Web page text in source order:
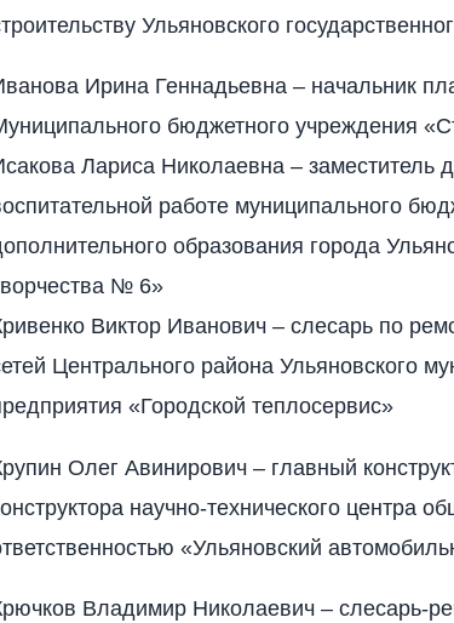
Ульяновского
Ирина Геннадьевна – начальник
бюджетного учреждения
Лариса Николаевна – заместитель
работе муниципального
образования города
№ 6»
Виктор Иванович – слесарь по
Центрального района Ульяновского
«Городской теплосервис»
Олег Авинирович – главный
научно-технического центра
«Ульяновский
Владимир Николаевич – слесарь-